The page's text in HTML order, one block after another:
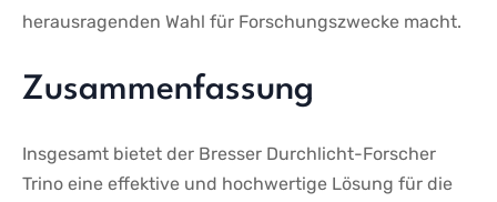
herausragenden Wahl für Forschungszwecke macht.
Zusammenfassung
Insgesamt bietet der Bresser Durchlicht-Forscher
⁣Trino eine ​effektive⁢ und hochwertige Lösung für die